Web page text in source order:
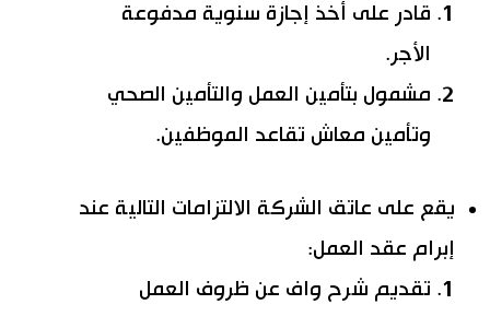
قادر على أخذ إجازة سنوية مدفوعة
الأجر.
مشمول بتأمين العمل والتأمين الصحي
وتأمين معاش تقاعد الموظفين.
يقع على عاتق الشركة الالتزامات التالية عند
إبرام عقد العمل:
تقديم شرح واف عن ظروف العمل